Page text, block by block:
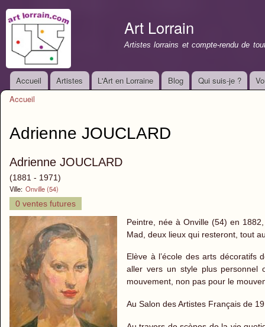
Art Lorrain
Artistes lorrains et compte-rendu de
Menu principal
Accueil Artistes L'Art en Lorraine Blog Qui suis-je ?
Accueil
Adrienne JOUCLARD
Adrienne JOUCLARD
(1881 - 1971)
Ville: Onville (54)
0 ventes futures
Peintre, née à Onville (54) en
Mad, deux lieux qui resteront, tout
Elève à l’école des arts décoratifs
aller vers un style plus personnel
mouvement, non pas pour le
Au Salon des Artistes Français de